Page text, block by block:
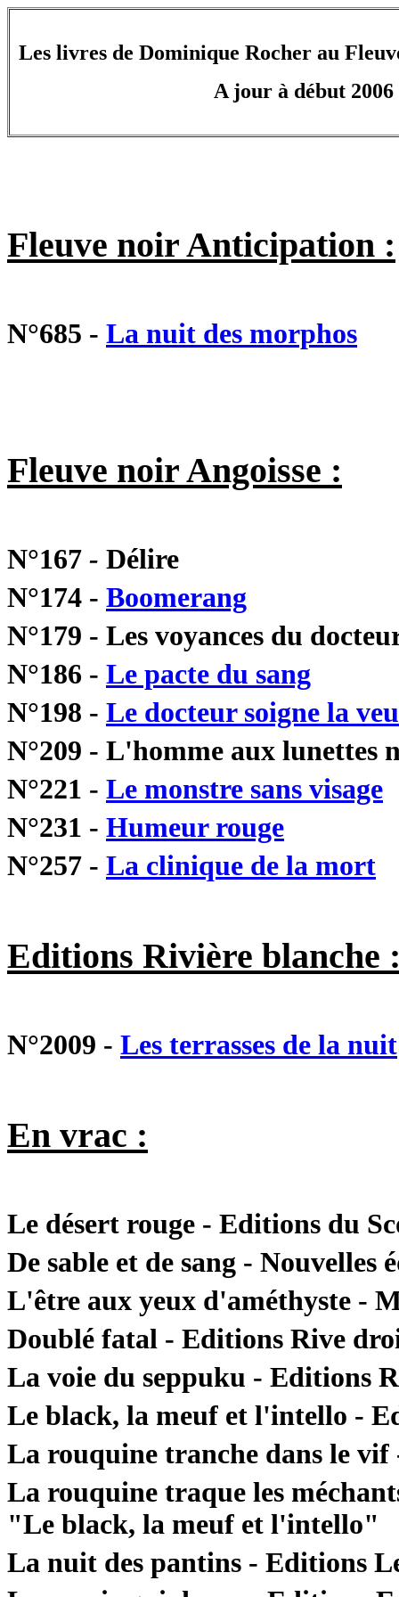
Les livres de Dominique Rocher au
A jour à début 2006
Fleuve noir Anticipation :
N°685 - La nuit des morphos
Fleuve noir Angoisse :
N°167 - Délire
N°174 - Boomerang
N°179 - Les voyances du
N°186 - Le pacte du sang
N°198 - Le docteur soigne la
N°209 - L'homme aux lunettes
N°221 - Le monstre sans visage
N°231 - Humeur rouge
N°257 - La clinique de la mort
Editions Rivière blanche
N°2009 - Les terrasses de la nuit
En vrac :
Le désert rouge - Editions du
De sable et de sang - Nouvelles
L'être aux yeux d'améthyste -
Doublé fatal - Editions Rive
La voie du seppuku - Editions
Le black, la meuf et l'intello -
La rouquine tranche dans le
La rouquine traque les
"Le black, la meuf et l'intello"
La nuit des pantins - Editions